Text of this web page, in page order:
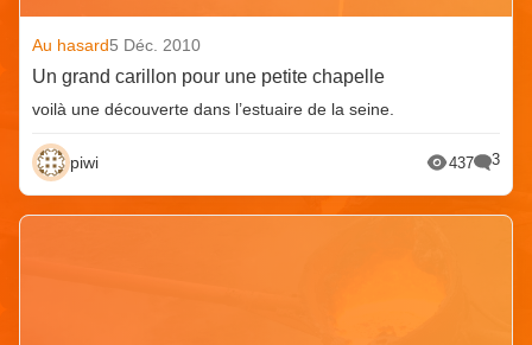
Au hasard5 Déc. 2010
Un grand carillon pour une petite chapelle
voilà une découverte dans l’estuaire de la seine.
piwi 437 3